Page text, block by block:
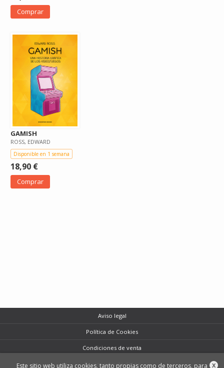
Comprar
GAMISH
ROSS, EDWARD
Disponible en 1 semana
18,90 €
Comprar
Aviso legal
Política de Cookies
Condiciones de venta
Protección de datos X
Este sitio web utiliza cookies, tanto propias como de terceros, para